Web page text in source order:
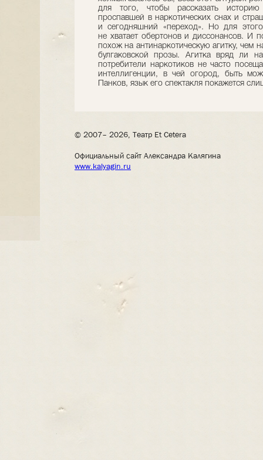
для того, чтобы рассказать историю
проспавшей в наркотических снах и
и сегодняшний «переход». Но для
не хватает обертонов и диссонансов. И
похож на антинаркотическую агитку, чем
булгаковской прозы. Агитка вряд ли
потребители наркотиков не часто
интеллигенции, в чей огород, быть
Панков, язык его спектакля покажется
© 2007– 2026, Театр Et Cetera
Официальный сайт Александра Калягина
www.kalyagin.ru